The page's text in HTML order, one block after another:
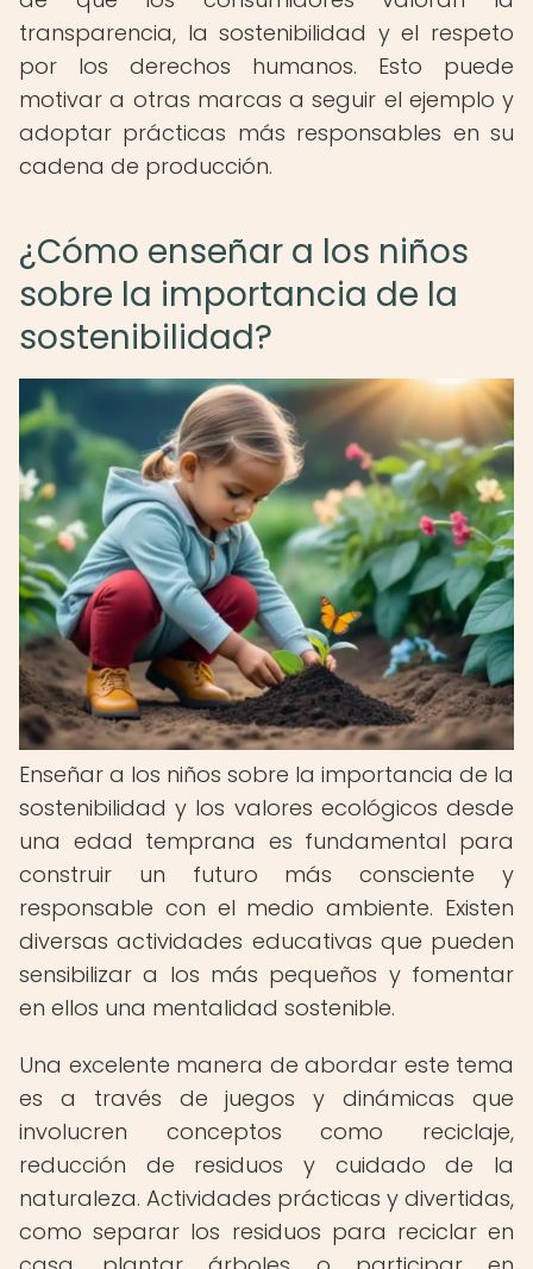
transparencia, la sostenibilidad y el respeto
por los derechos humanos. Esto puede
motivar a otras marcas a seguir el ejemplo y
adoptar prácticas más responsables en su
cadena de producción.
¿Cómo enseñar a los niños
sobre la importancia de la
sostenibilidad?
Enseñar a los niños sobre la importancia de la
sostenibilidad y los valores ecológicos desde
una edad temprana es fundamental para
construir un futuro más consciente y
responsable con el medio ambiente. Existen
diversas actividades educativas que pueden
sensibilizar a los más pequeños y fomentar
en ellos una mentalidad sostenible.
Una excelente manera de abordar este tema
es a través de juegos y dinámicas que
involucren conceptos como reciclaje,
reducción de residuos y cuidado de la
naturaleza. Actividades prácticas y divertidas,
como separar los residuos para reciclar en